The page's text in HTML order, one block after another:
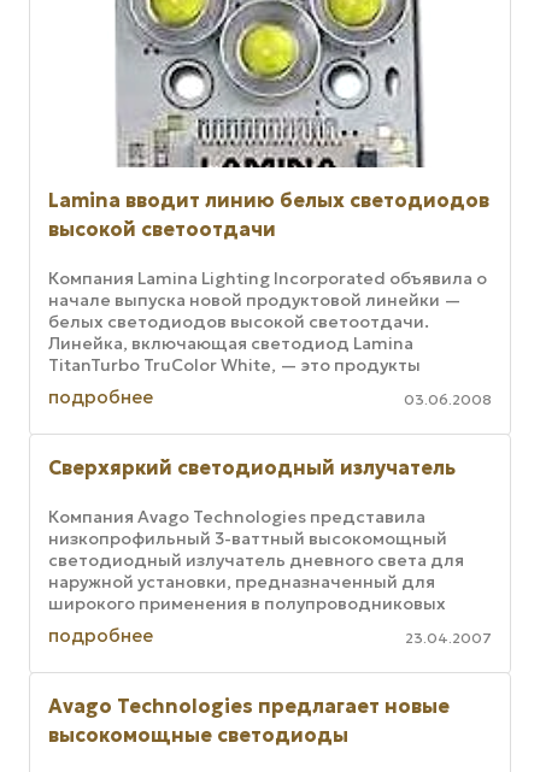
Lamina вводит линию белых светодиодов
высокой светоотдачи
Компания Lamina Lighting Incorporated объявила о
начале выпуска новой продуктовой линейки —
белых светодиодов высокой светоотдачи.
Линейка, включающая светодиод Lamina
TitanTurbo TruColor White, — это продукты
беспрецедентной (до 2000 люменов) ...
подробнее 03.06.2008
Сверхяркий светодиодный излучатель
Компания Avago Technologies представила
низкопрофильный 3-ваттный высокомощный
светодиодный излучатель дневного света для
наружной установки, предназначенный для
широкого применения в полупроводниковых
осветительных приборах. Новый светодиодный
...
подробнее 23.04.2007
Avago Technologies предлагает новые
высокомощные светодиоды